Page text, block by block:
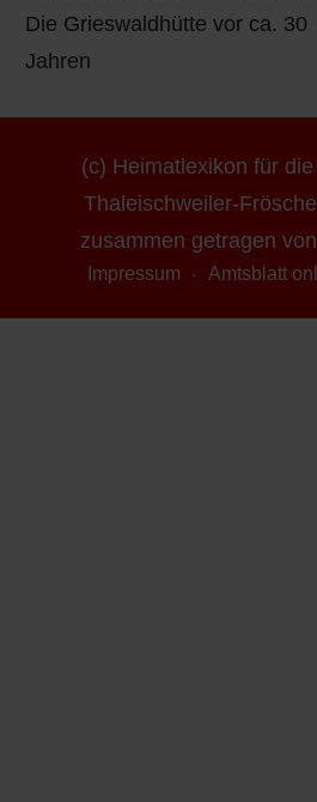
Die Grieswaldhütte vor ca. 30
Jahren
(c) Heimatlexikon für
Thaleischweiler-
zusammen getragen
Impressum Amtsblatt